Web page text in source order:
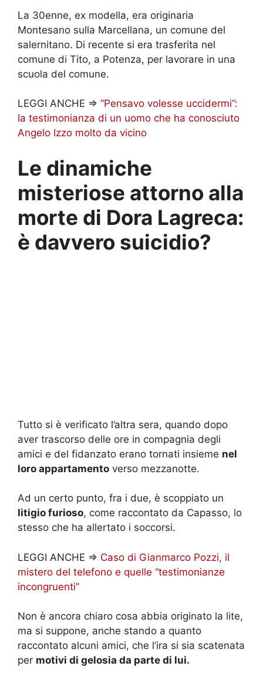
La 30enne, ex modella, era originaria
Montesano sulla Marcellana, un comune del
salernitano. Di recente si era trasferita nel
comune di Tito, a Potenza, per lavorare in una
scuola del comune.
LEGGI ANCHE => “Pensavo volesse uccidermi”:
la testimonianza di un uomo che ha conosciuto
Angelo Izzo molto da vicino
Le dinamiche
misteriose attorno alla
morte di Dora Lagreca:
è davvero suicidio?
Tutto si è verificato l’altra sera, quando dopo
aver trascorso delle ore in compagnia degli
amici e del fidanzato erano tornati insieme nel
loro appartamento verso mezzanotte.
Ad un certo punto, fra i due, è scoppiato un
litigio furioso, come raccontato da Capasso, lo
stesso che ha allertato i soccorsi.
LEGGI ANCHE => Caso di Gianmarco Pozzi, il
mistero del telefono e quelle “testimonianze
incongruenti”
Non è ancora chiaro cosa abbia originato la lite,
ma si suppone, anche stando a quanto
raccontato alcuni amici, che l’ira si sia scatenata
per motivi di gelosia da parte di lui.